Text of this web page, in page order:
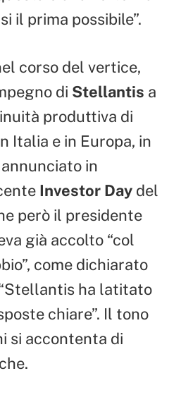
il prima possibile”.
corso del vertice,
di Stellantis a
produttiva di
Italia e in Europa, in
in
Investor Day del
però il presidente
già accolto “col
come dichiarato
ha latitato
chiare”. Il tono
si accontenta di